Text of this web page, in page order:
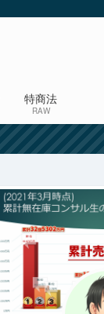
特商法
RAW